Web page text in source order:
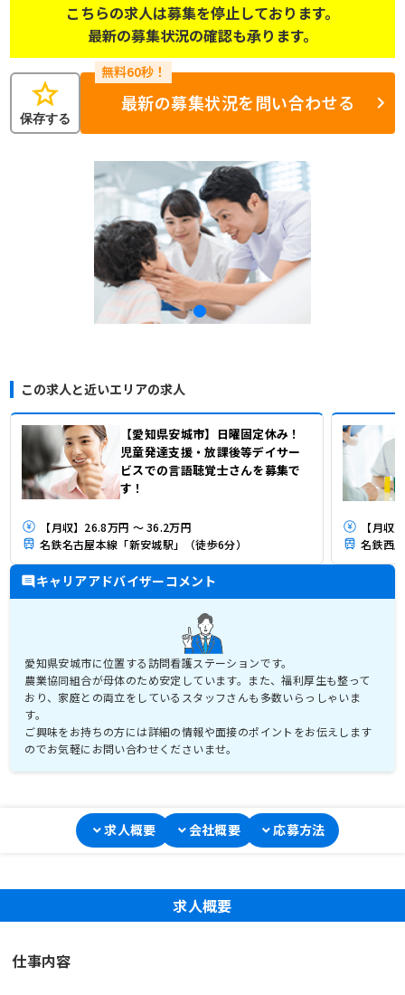
こちらの求人は募集を停止しております。
最新の募集状況の確認も承ります。
star
保存する
最新の募集状況を問い合わせる
この求人と近いエリアの求人
【愛知県安城市】日曜固定休み！
児童発達支援・放課後等デイサー
ビスでの言語聴覚士さんを募集で
す！
【月収】26.8万円 ～ 36.2万円
名鉄名古屋本線「新安城駅」（徒歩6分）
【月収
名鉄西
キャリアアドバイザーコメント
愛知県安城市に位置する訪問看護ステーションです。
農業協同組合が母体のため安定しています。また、福利厚生も整って
おり、家庭との両立をしているスタッフさんも多数いらっしゃいま
す。
ご興味をお持ちの方には詳細の情報や面接のポイントをお伝えします
のでお気軽にお問い合わせくださいませ。
求人概要 会社概要 応募方法
求人概要
仕事内容